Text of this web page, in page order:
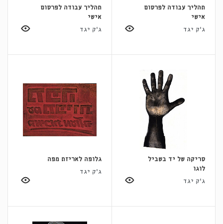
תהליך עבודה לפרסום
אישי
ג'ק יגד
תהליך עבודה לפרסום
אישי
ג'ק יגד
סריקה של יד בשביל
לוגו
ג'ק יגד
גלופה לאריזת מפה
ג'ק יגד